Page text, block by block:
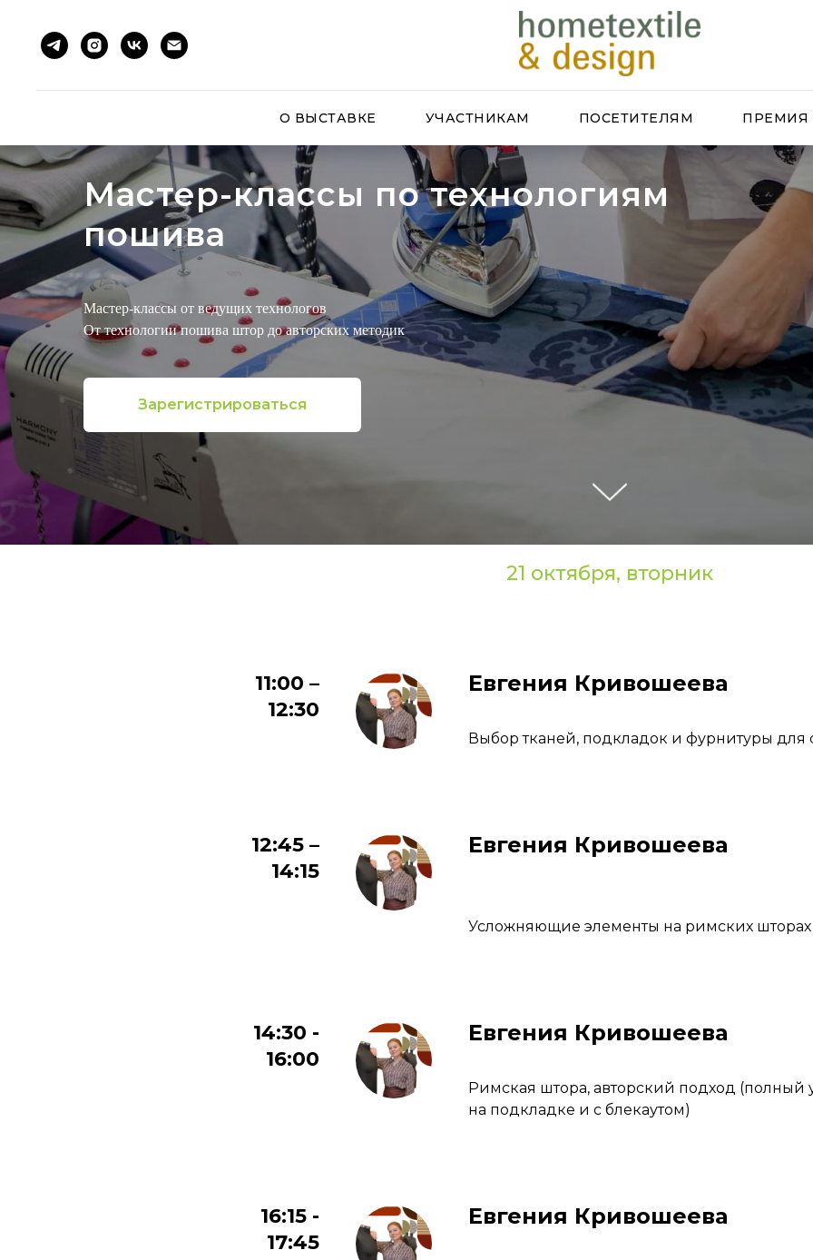
О ВЫСТАВКЕ УЧАСТНИКАМ ПОСЕТИТЕЛЯМ ПРЕМИЯ
Мастер-классы по технологиям
пошива
Мастер-классы от ведущих технологов
От технологии пошива штор до авторских методик
Зарегистрироваться
21 октября, вторник
11:00 –
12:30
Евгения Кривошеева
Выбор тканей, подкладок и фурнитуры для
12:45 –
14:15
Евгения Кривошеева
Усложняющие элементы на римских шторах
14:30 -
16:00
Евгения Кривошеева
Римская штора, авторский подход
на подкладке и с блекаутом)
16:15 -
17:45
Евгения Кривошеева